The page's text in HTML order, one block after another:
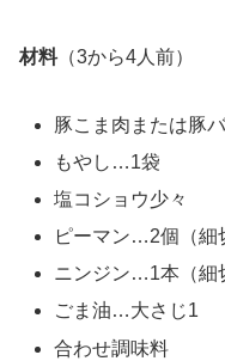
材料（3から4人前）
豚こま肉または豚
もやし…1袋
塩コショウ少々
ピーマン…2個（細
ニンジン…1本（細
ごま油…大さじ1
合わせ調味料